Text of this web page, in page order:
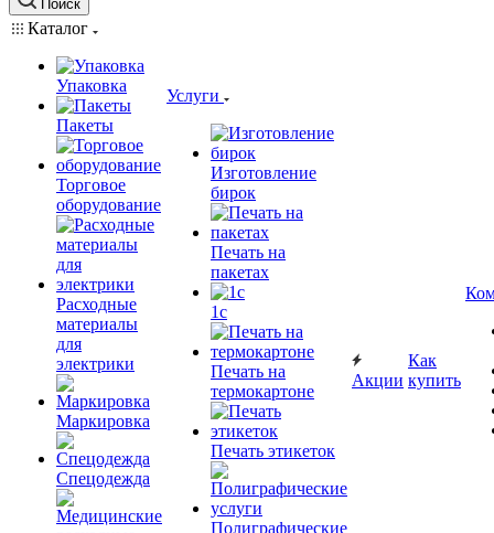
Поиск
Каталог
Упаковка
Пакеты
Торговое
оборудование
Расходные
материалы
для
электрики
Маркировка
Спецодежда
Услуги
Изготовление
бирок
Печать на
пакетах
1c
Печать на
термокартоне
Печать этикеток
Полиграфические
Акции
Как
купить